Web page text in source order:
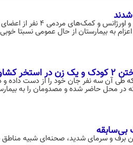
زمانی گفت: متأسفانه علی
به بیمارستان از حال عمومی نسبتا
آن سه نفر جان خود را از دست داده و
در محل حاضر شده و مصدومان را به
بی‌سابقه
برف و سرمای شدید، صحنه‌ای شبیه مناطق